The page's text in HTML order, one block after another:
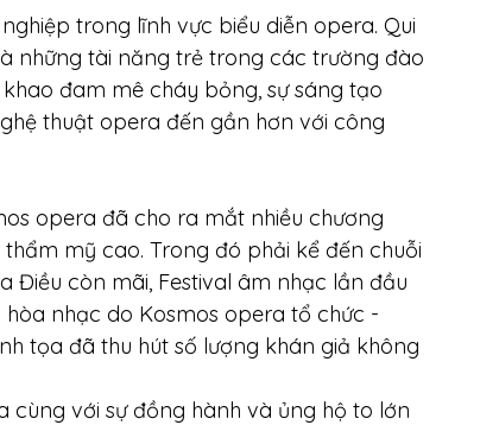
trong lĩnh vực biểu diễn opera. Qui
những tài năng trẻ trong các trường đào
đam mê cháy bỏng, sự sáng tạo
thuật opera đến gần hơn với công
opera đã cho ra mắt nhiều chương
mỹ cao. Trong đó phải kể đến chuỗi
Điều còn mãi, Festival âm nhạc lần đầu
nhạc do Kosmos opera tổ chức -
tọa đã thu hút số lượng khán giả không
cùng với sự đồng hành và ủng hộ to lớn